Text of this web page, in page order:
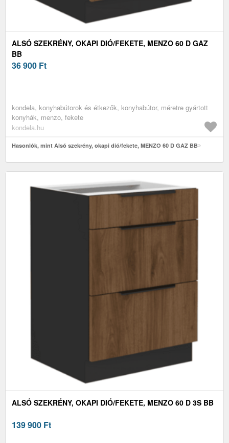
ALSÓ SZEKRÉNY, OKAPI DIÓ/FEKETE, MENZO 60 D GAZ
BB
36 900 Ft
kondela, konyhabútorok és étkezők, konyhabútor, méretre gyártott
konyhák, menzo, fekete
kondela.hu
Hasonlók, mint Alsó szekrény, okapi dió/fekete, MENZO 60 D GAZ BB
ALSÓ SZEKRÉNY, OKAPI DIÓ/FEKETE, MENZO 60 D 3S BB
139 900 Ft